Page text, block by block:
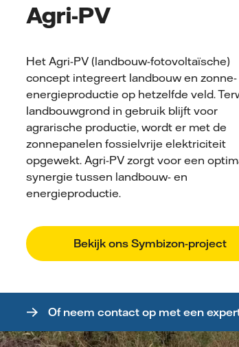
Agri-PV
Het Agri-PV (landbouw-fotovoltaïsche)
concept integreert landbouw en zonne-
energieproductie op hetzelfde veld.
landbouwgrond in gebruik blijft voor
agrarische productie, wordt er met de
zonnepanelen fossielvrije elektriciteit
opgewekt. Agri-PV zorgt voor een
synergie tussen landbouw- en
energieproductie.
Bekijk ons Symbizon-project
Of neem contact op met een